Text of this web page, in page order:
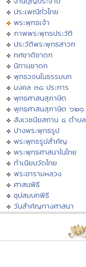
ประเพณีทั่วไทย
พระพุทธเจ้า
ภาพพระพุทธประวัติ
ประวัติพระพุทธสาวก
ทศชาติชาดก
นิทานชาดก
พุทธวจนในธรรมบท
มงคล ๓๘ ประการ
พุทธศาสนสุภาษิต
พุทธศาสนสุภาษิต ๖๒๑
สังเวชนียสถาน ๔ ตำบล
ปางพระพุทธรูป
พระพุทธรูปสำคัญ
พระพุทธศาสนาในไทย
ทำเนียบวัดไทย
พระอารามหลวง
ศาสนพิธี
อุปสมบทพิธี
วันสำคัญทางศาสนา